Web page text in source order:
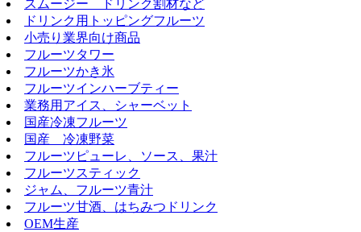
スムージー ドリンク割材など
ドリンク用トッピングフルーツ
小売り業界向け商品
フルーツタワー
フルーツかき氷
フルーツインハーブティー
業務用アイス、シャーベット
国産冷凍フルーツ
国産 冷凍野菜
フルーツピューレ、ソース、果汁
フルーツスティック
ジャム、フルーツ青汁
フルーツ甘酒、はちみつドリンク
OEM生産